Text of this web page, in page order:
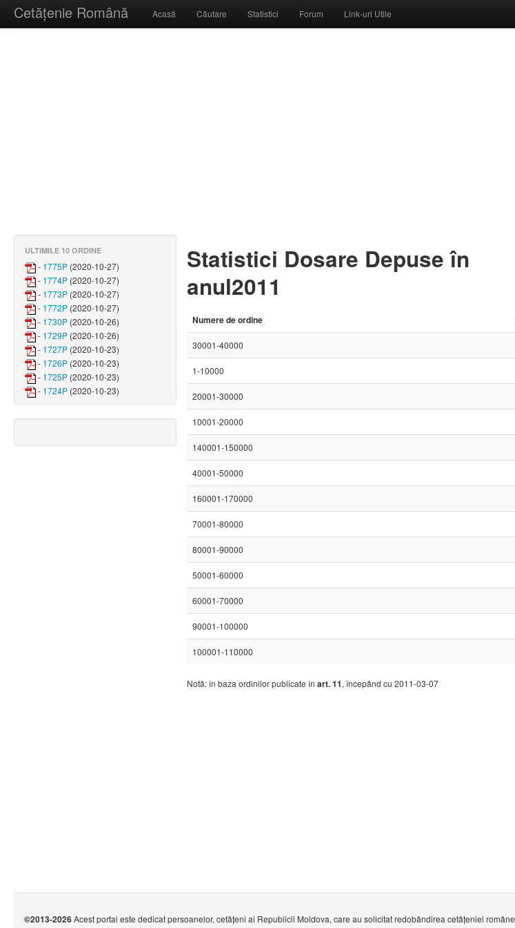
Cetățenie Română Acasă Căutare Statistici Forum Link-uri Utile
ULTIMILE 10 ORDINE
- 1775P (2020-10-27)
- 1774P (2020-10-27)
- 1773P (2020-10-27)
- 1772P (2020-10-27)
- 1730P (2020-10-26)
- 1729P (2020-10-26)
- 1727P (2020-10-23)
- 1726P (2020-10-23)
- 1725P (2020-10-23)
- 1724P (2020-10-23)
Statistici Dosare Depuse în
anul2011
Numere de ordine
30001-40000
1-10000
20001-30000
10001-20000
140001-150000
40001-50000
160001-170000
70001-80000
80001-90000
50001-60000
60001-70000
90001-100000
100001-110000
Notă: în baza ordinilor publicate înart. 11, începând cu 2011-03-07
©2013-2026Acest portal este dedicat persoanelor, cetățeni ai Republicii Moldova, care au solicitat redobândirea cetățeniei române